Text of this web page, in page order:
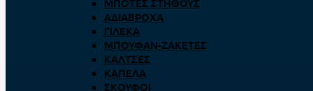
ΜΠΌΤΕΣ ΣΤΉΘΟΥΣ
ΑΔΙΆΒΡΟΧΑ
ΓΙΛΈΚΑ
ΜΠΟΥΦΆΝ-ΖΑΚΈΤΕΣ
ΚΆΛΤΣΕΣ
ΚΑΠΈΛΑ
ΣΚΟΎΦΟΙ